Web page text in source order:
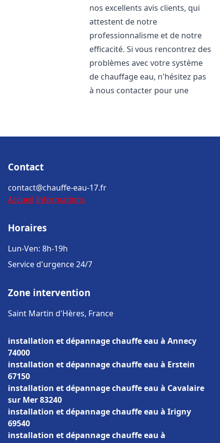
nos excellents avis clients, qui
attestent de notre
professionnalisme et de notre
efficacité. Si vous rencontrez des
problèmes avec votre système
de chauffage eau, n'hésitez pas
à nous contacter pour une
Contact
contact@chauffe-eau-17.fr
Accueil Informations
Horaires
Lun-Ven: 8h-19h
Service d'urgence 24/7
Zone intervention
Saint Martin d'Hères, France
installation et dépannage chauffe eau à Annecy
74000
installation et dépannage chauffe eau à Erstein
67150
installation et dépannage chauffe eau à Cavalaire
sur Mer 83240
installation et dépannage chauffe eau à Irigny
69540
installation et dépannage chauffe eau à